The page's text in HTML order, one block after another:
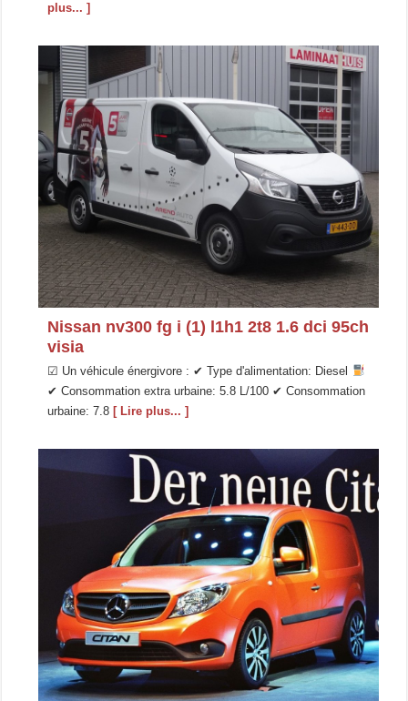
plus... ]
Nissan nv300 fg i (1) l1h1 2t8 1.6 dci 95ch
visia
☑ Un véhicule énergivore : ✔ Type d'alimentation: Diesel
✔ Consommation extra urbaine: 5.8 L/100 ✔ Consommation
urbaine: 7.8[ Lire plus... ]